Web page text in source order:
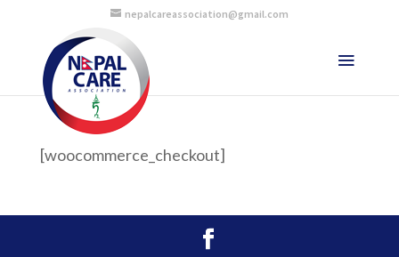
nepalcareassociation@gmail.com
[woocommerce_checkout]